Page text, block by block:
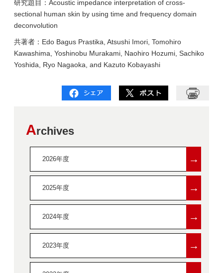
研究題目：Acoustic impedance interpretation of cross-
sectional human skin by using time and frequency domain
deconvolution
共著者： Edo Bagus Prastika, Atsushi Imori, Tomohiro
Kawashima, Yoshinobu Murakami, Naohiro Hozumi, Sachiko
Yoshida, Ryo Nagaoka, and Kazuto Kobayashi
Archives
2026年度 →
2025年度 →
2024年度 →
2023年度 →